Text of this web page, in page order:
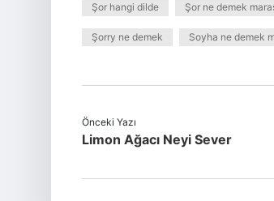
Şor hangi dilde Şor ne demek
Şorry ne demek Soyha ne demek
Önceki Yazı
Limon Ağacı Neyi Sever